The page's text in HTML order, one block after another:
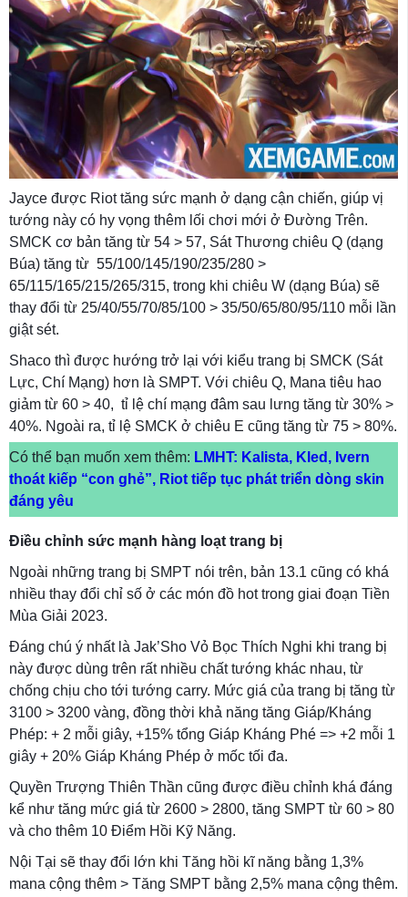
Jayce được Riot tăng sức mạnh ở dạng cận chiến, giúp vị
tướng này có hy vọng thêm lối chơi mới ở Đường Trên.
SMCK cơ bản tăng từ 54 > 57, Sát Thương chiêu Q (dạng
Búa) tăng từ 55/100/145/190/235/280 >
65/115/165/215/265/315, trong khi chiêu W (dạng Búa) sẽ
thay đổi từ 25/40/55/70/85/100 > 35/50/65/80/95/110 mỗi lần
giật sét.
Shaco thì được hướng trở lại với kiểu trang bị SMCK (Sát
Lực, Chí Mạng) hơn là SMPT. Với chiêu Q, Mana tiêu hao
giảm từ 60 > 40, tỉ lệ chí mạng đâm sau lưng tăng từ 30% >
40%. Ngoài ra, tỉ lệ SMCK ở chiêu E cũng tăng từ 75 > 80%.
Có thể bạn muốn xem thêm: LMHT: Kalista, Kled, Ivern
thoát kiếp “con ghẻ”, Riot tiếp tục phát triển dòng skin
đáng yêu
Điều chỉnh sức mạnh hàng loạt trang bị
Ngoài những trang bị SMPT nói trên, bản 13.1 cũng có khá
nhiều thay đổi chỉ số ở các món đồ hot trong giai đoạn Tiền
Mùa Giải 2023.
Đáng chú ý nhất là Jak’Sho Vỏ Bọc Thích Nghi khi trang bị
này được dùng trên rất nhiều chất tướng khác nhau, từ
chống chịu cho tới tướng carry. Mức giá của trang bị tăng từ
3100 > 3200 vàng, đồng thời khả năng tăng Giáp/Kháng
Phép: + 2 mỗi giây, +15% tổng Giáp Kháng Phé => +2 mỗi 1
giây + 20% Giáp Kháng Phép ở mốc tối đa.
Quyền Trượng Thiên Thần cũng được điều chỉnh khá đáng
kể như tăng mức giá từ 2600 > 2800, tăng SMPT từ 60 > 80
và cho thêm 10 Điểm Hồi Kỹ Năng.
Nội Tại sẽ thay đổi lớn khi Tăng hồi kĩ năng bằng 1,3%
mana cộng thêm > Tăng SMPT bằng 2,5% mana cộng thêm.